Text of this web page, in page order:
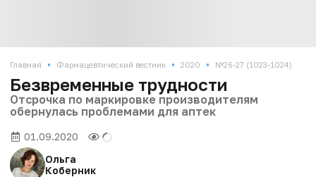
Главная • Фармацевтический вестник • 2020 • №26-27 (1023-1024)
Безвременные трудности
Отсрочка по маркировке производителям
обернулась проблемами для аптек
01.09.2020
Ольга
Коберник